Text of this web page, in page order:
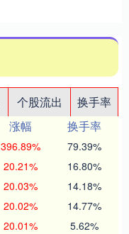
个股流出
换手率
涨幅
换手率
396.89% 79.39%
20.21% 16.80%
20.03% 14.18%
20.02% 14.77%
20.01% 5.62%